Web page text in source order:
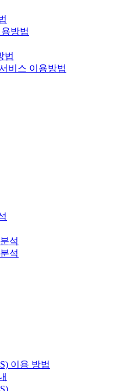
방법
법
비스 이용방법
석
석
이용 방법